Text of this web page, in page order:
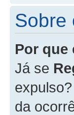
Sobre
Por que
Já se
da